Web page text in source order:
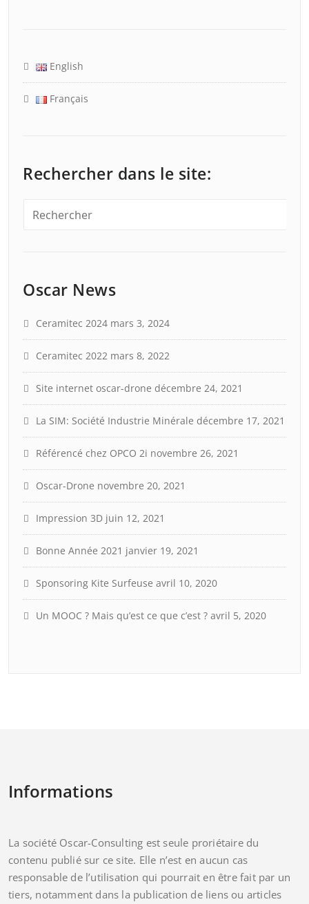
English
Français
Rechercher dans le site:
Oscar News
Ceramitec 2024 mars 3, 2024
Ceramitec 2022 mars 8, 2022
Site internet oscar-drone décembre 24, 2021
La SIM: Société Industrie Minérale décembre 17, 2021
Référencé chez OPCO 2i novembre 26, 2021
Oscar-Drone novembre 20, 2021
Impression 3D juin 12, 2021
Bonne Année 2021 janvier 19, 2021
Sponsoring Kite Surfeuse avril 10, 2020
Un MOOC ? Mais qu’est ce que c’est ? avril 5, 2020
Informations
La société Oscar-Consulting est seule proriétaire du
contenu publié sur ce site. Elle n’est en aucun cas
responsable de l’utilisation qui pourrait en être fait par un
tiers, notamment dans la publication de liens ou articles